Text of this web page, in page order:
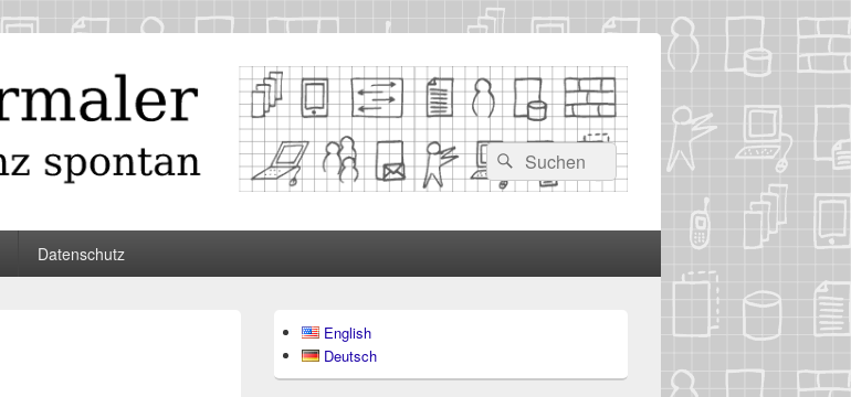
Suchen
nach:
Suchen
Datenschutz
Seitenleisten-
Widgetbereich
English
Deutsch